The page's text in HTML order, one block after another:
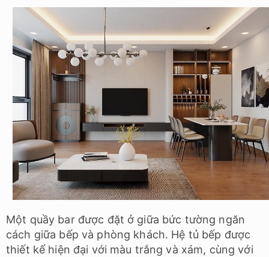
Một quầy bar được đặt ở giữa bức tường ngăn
cách giữa bếp và phòng khách. Hệ tủ bếp được
thiết kế hiện đại với màu trắng và xám, cùng với